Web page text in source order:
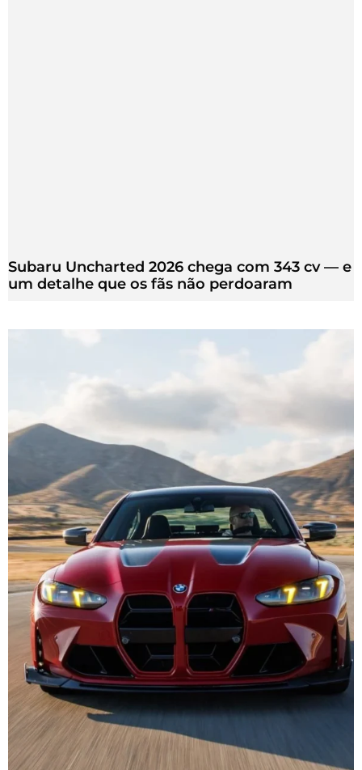
Subaru Uncharted 2026 chega com 343 cv — e
um detalhe que os fãs não perdoaram